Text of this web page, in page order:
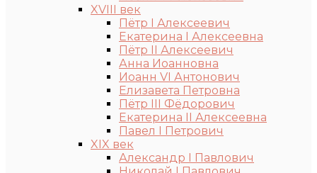
XVIII век
Пётр I Алексеевич
Екатерина I Алексеевна
Пётр II Алексеевич
Анна Иоанновна
Иоанн VI Антонович
Елизавета Петровна
Пётр III Фёдорович
Екатерина II Алексеевна
Павел I Петрович
XIX век
Александр I Павлович